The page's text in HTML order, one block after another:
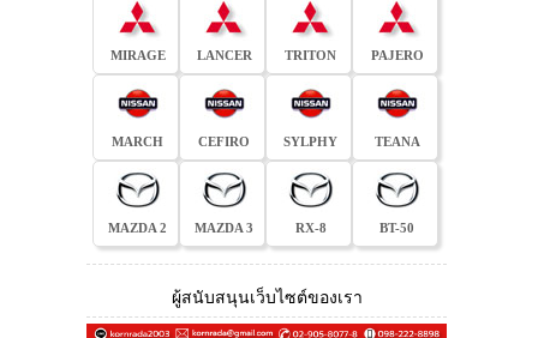
MIRAGE LANCER TRITON PAJERO
MARCH CEFIRO SYLPHY TEANA
MAZDA 2 MAZDA 3 RX-8 BT-50
ผู้สนับสนุนเว็บไซต์ของเรา